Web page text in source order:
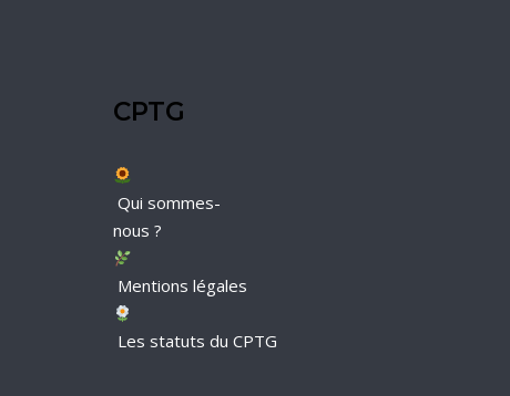
CPTG
Qui sommes-
nous ?
Mentions légales
Les statuts du CPTG